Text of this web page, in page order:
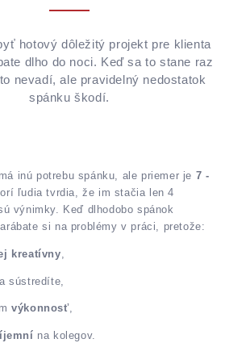
hotový dôležitý projekt pre klienta
dlho do noci. Keď sa to stane raz
nevadí, ale pravidelný nedostatok
spánku škodí.
inú potrebu spánku, ale priemer je 7 -
ľudia tvrdia, že im stačia len 4
výnimky. Keď dlhodobo spánok
si na problémy v práci, pretože:
kreatívny
sústredíte,
výkonnosť,
na kolegov.